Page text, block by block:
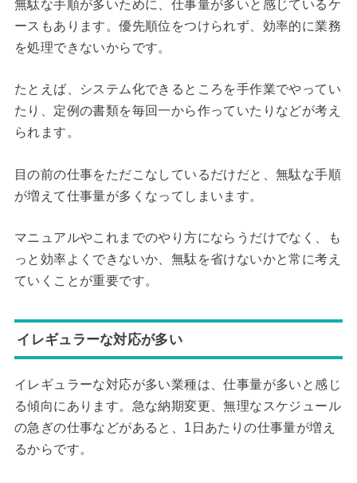
無駄な手順が多いために、仕事量が多いと感じているケ
ースもあります。優先順位をつけられず、効率的に業務
を処理できないからです。
たとえば、システム化できるところを手作業でやってい
たり、定例の書類を毎回一から作っていたりなどが考え
られます。
目の前の仕事をただこなしているだけだと、無駄な手順
が増えて仕事量が多くなってしまいます。
マニュアルやこれまでのやり方にならうだけでなく、も
っと効率よくできないか、無駄を省けないかと常に考え
ていくことが重要です。
イレギュラーな対応が多い
イレギュラーな対応が多い業種は、仕事量が多いと感じ
る傾向にあります。急な納期変更、無理なスケジュール
の急ぎの仕事などがあると、1日あたりの仕事量が増え
るからです。